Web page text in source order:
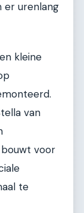
er urenlang
kleine
van
voor
te